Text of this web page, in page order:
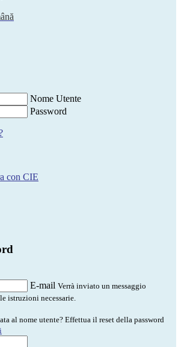
Nome Utente
Password
con CIE
E-mail Verrà inviato un messaggio
istruzioni necessarie.
al nome utente? Effettua il reset della password